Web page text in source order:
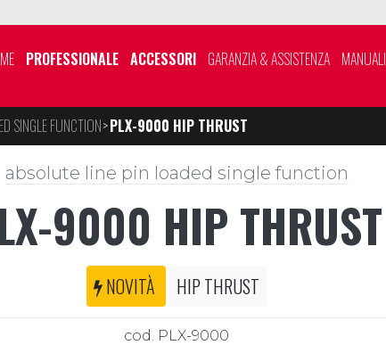
PROFESSIONALE ACCESSORI GARANZIA & ASSISTENZA MANUALI
SINGLE FUNCTION PLX-9000 HIP THRUST
absolute line pin loaded single function
9000 HIP THRUST
NOVITÀ HIP THRUST
cod. PLX-9000